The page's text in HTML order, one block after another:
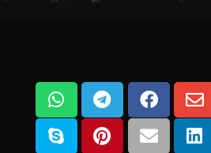
   

  